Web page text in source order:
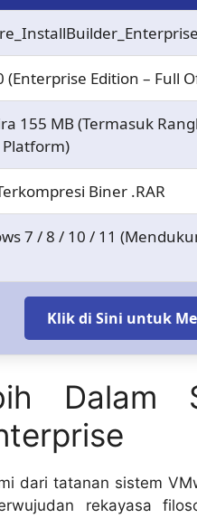
(Enterprise Edition – Full
155 MB (Termasuk
Biner .RAR
7 / 8 / 10 / 11
Klik di Sini untuk
Dalam
dari tatanan sistem
rekayasa